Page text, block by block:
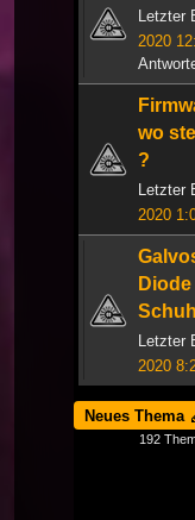
Letzter
2020
wo
?
Letzter
2020
Letzter
2020
Neues Thema
192